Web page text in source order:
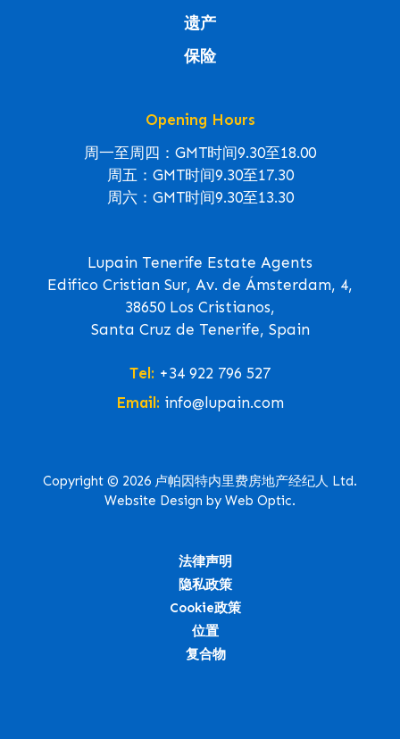
遗产
保险
Opening Hours
周一至周四：GMT时间9.30至18.00
周五：GMT时间9.30至17.30
周六：GMT时间9.30至13.30
Lupain Tenerife Estate Agents
Edifico Cristian Sur, Av. de Ámsterdam, 4,
38650 Los Cristianos,
Santa Cruz de Tenerife, Spain
Tel: +34 922 796 527
Email: info@lupain.com
Copyright © 2026 卢帕因特内里费房地产经纪人 Ltd.
Website Design by Web Optic.
法律声明
隐私政策
Cookie政策
位置
复合物